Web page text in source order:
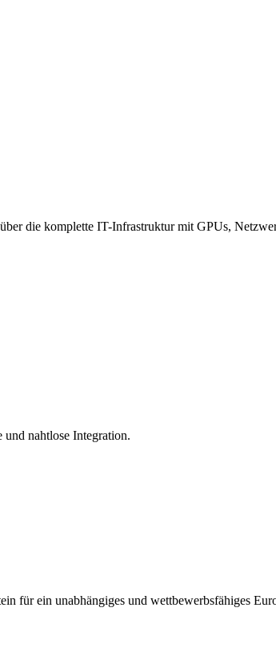
die komplette IT-Infrastruktur mit GPUs,
nahtlose Integration.
für ein unabhängiges und wettbewerbsfähiges